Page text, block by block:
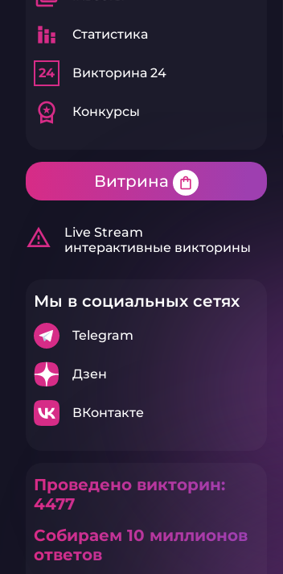
stacked_bar_chart Статистика
24 Викторина 24
workspace_premium Конкурсы
Витрина shopping_bag
warning_amber
Live Stream
интерактивные викторины
Мы в социальных сетях
Telegram
Дзен
ВКонтакте
Проведено викторин:
4477
Собираем 10 миллионов
ответов